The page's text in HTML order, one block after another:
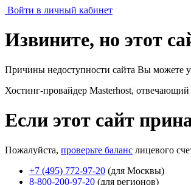
Войти в личный кабинет
Извините, но этот
Причины недоступности сайта Вы можете
Хостинг-провайдер Masterhost,
Если этот сайт
Пожалуйста, проверьте баланс лицевого
+7 (495) 772-97-20 (для Москвы)
8-800-200-97-20 (для регионов)